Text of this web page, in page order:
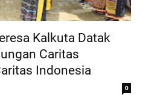
Kalkuta Datak
Caritas
Indonesia
0